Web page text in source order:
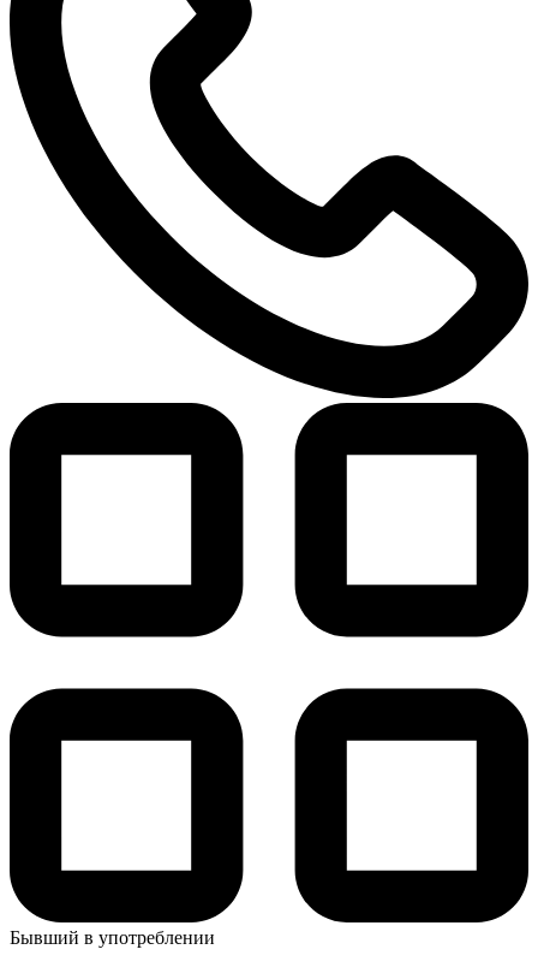
Бывший в употреблении